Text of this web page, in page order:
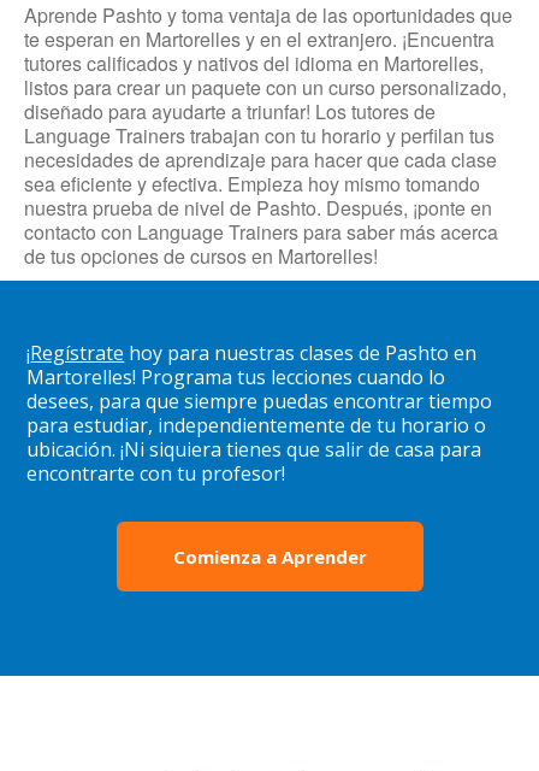
Aprende Pashto y toma ventaja de las oportunidades que
te esperan en Martorelles y en el extranjero. ¡Encuentra
tutores calificados y nativos del idioma en Martorelles,
listos para crear un paquete con un curso personalizado,
diseñado para ayudarte a triunfar! Los tutores de
Language Trainers trabajan con tu horario y perfilan tus
necesidades de aprendizaje para hacer que cada clase
sea eficiente y efectiva. Empieza hoy mismo tomando
nuestra prueba de nivel de Pashto. Después, ¡ponte en
contacto con Language Trainers para saber más acerca
de tus opciones de cursos en Martorelles!
¡Regístrate hoy para nuestras clases de Pashto en
Martorelles! Programa tus lecciones cuando lo
desees, para que siempre puedas encontrar tiempo
para estudiar, independientemente de tu horario o
ubicación. ¡Ni siquiera tienes que salir de casa para
encontrarte con tu profesor!
Comienza a Aprender